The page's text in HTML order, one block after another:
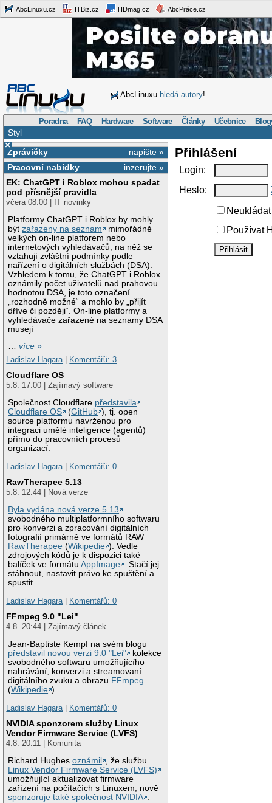
AbcLinuxu.cz ITBiz.cz HDmag.cz AbcPráce.cz
AbcLinuxu hledá autory!
Poradna FAQ Hardware Software Články Učebnice
Styl
×
napište »
Zprávičky
inzerujte »
Pracovní nabídky
EK: ChatGPT i Roblox mohou spadat
pod přísnější pravidla
včera 08:00 | IT novinky
Platformy ChatGPT i Roblox by mohly
býtzařazeny na seznam
mimořádně
velkých on-line platforem nebo
internetových vyhledávačů, na něž se
vztahují zvláštní podmínky podle
nařízení o digitálních službách (DSA).
Vzhledem k tomu, že ChatGPT i Roblox
oznámily počet uživatelů nad prahovou
hodnotou DSA, je toto označení
„rozhodně možné“ a mohlo by „přijít
dříve či později“. On-line platformy a
vyhledávače zařazené na seznamy DSA
musejí
…více »
Ladislav Hagara
Komentářů: 3
Cloudflare OS
5.8. 17:00 | Zajímavý software
Společnost Cloudflare představila
Cloudflare OS
(GitHub ), tj. open
source platformu navrženou pro
integraci umělé inteligence (agentů)
přímo do pracovních procesů
organizací.
Ladislav Hagara
Komentářů: 0
RawTherapee 5.13
5.8. 12:44 | Nová verze
Byla vydána nová verze 5.13
svobodného multiplatformního softwaru
pro konverzi a zpracování digitálních
fotografií primárně ve formátů RAW
RawTherapee (Wikipedie ). Vedle
zdrojových kódů je k dispozici také
balíček ve formátuAppImage . Stačí jej
stáhnout, nastavit právo ke spuštění a
spustit.
Ladislav Hagara
Komentářů: 0
FFmpeg 9.0 "Lei"
4.8. 20:44 | Zajímavý článek
Jean-Baptiste Kempf na svém blogu
představil novou verzi 9.0 "Lei"
kolekce
svobodného softwaru umožňujícího
nahrávání, konverzi a streamovaní
digitálního zvuku a obrazu FFmpeg
(Wikipedie ).
Ladislav Hagara
Komentářů: 0
NVIDIA sponzorem služby Linux
Vendor Firmware Service (LVFS)
4.8. 20:11 | Komunita
Richard Hughesoznámil
, že službu
Linux Vendor Firmware Service (LVFS)
umožňující aktualizovat firmware
zařízení na počítačích s Linuxem, nově
sponzoruje také společnost NVIDIA .
Přihlášení
Login:
Heslo:
Používat